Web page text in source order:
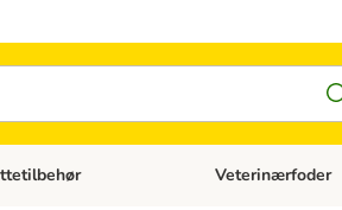
kategori menu: Kattefoder Åben kategori
Veterinærfoder